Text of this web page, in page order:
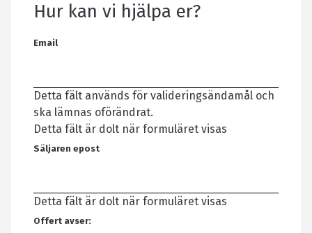
Hur kan vi hjälpa er?
Email
Detta fält används för valideringsändamål och
ska lämnas oförändrat.
Detta fält är dolt när formuläret visas
Säljaren epost
Detta fält är dolt när formuläret visas
Offert avser: